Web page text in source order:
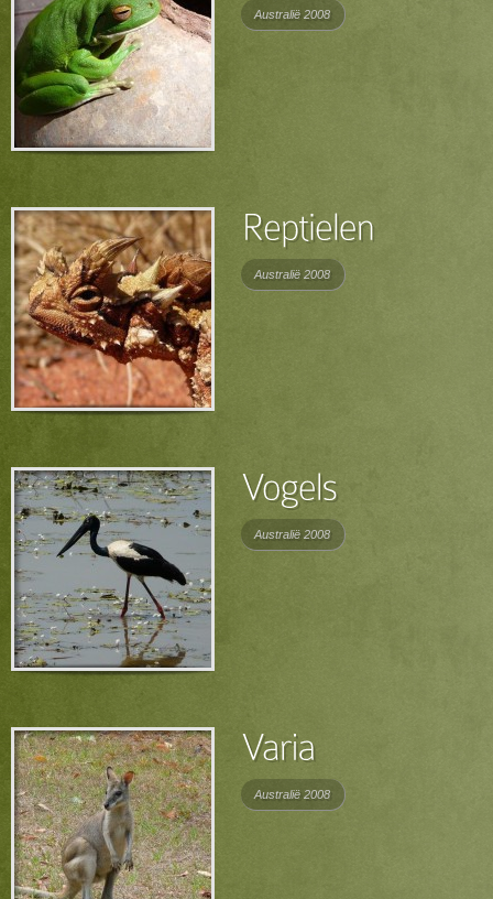
Australië 2008
Australië 2008
Australië 2008
Australië 2008